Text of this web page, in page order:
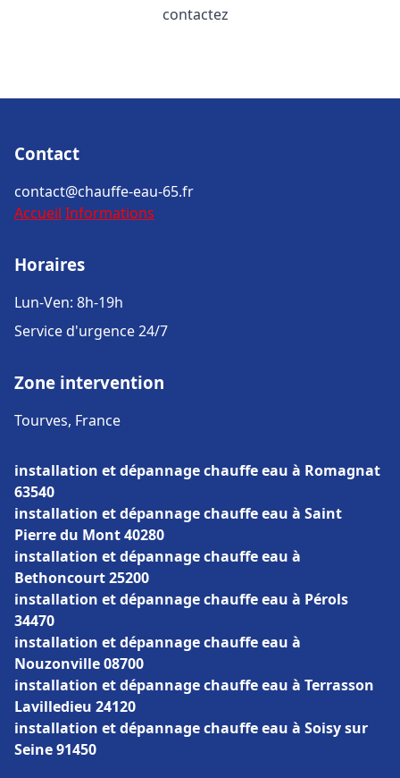
contactez
Contact
contact@chauffe-eau-65.fr
Accueil Informations
Horaires
Lun-Ven: 8h-19h
Service d'urgence 24/7
Zone intervention
Tourves, France
installation et dépannage chauffe eau à Romagnat
63540
installation et dépannage chauffe eau à Saint
Pierre du Mont 40280
installation et dépannage chauffe eau à
Bethoncourt 25200
installation et dépannage chauffe eau à Pérols
34470
installation et dépannage chauffe eau à
Nouzonville 08700
installation et dépannage chauffe eau à Terrasson
Lavilledieu 24120
installation et dépannage chauffe eau à Soisy sur
Seine 91450